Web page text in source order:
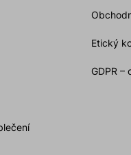
Etický
GDPR –